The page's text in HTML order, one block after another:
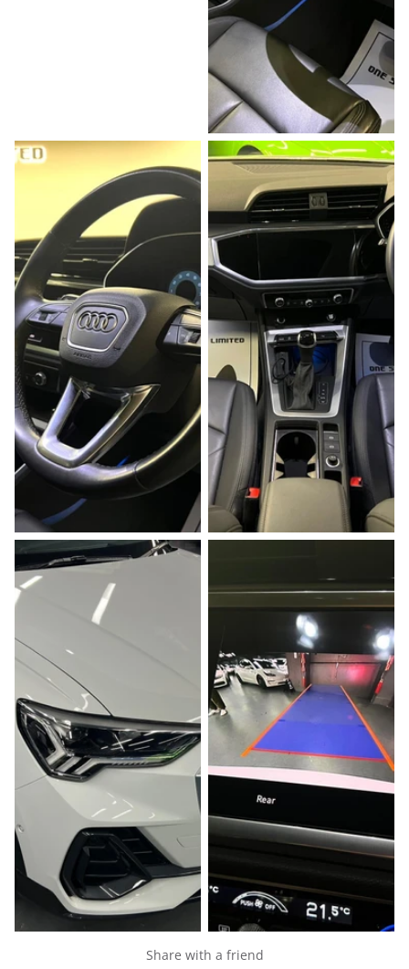
Share with a friend